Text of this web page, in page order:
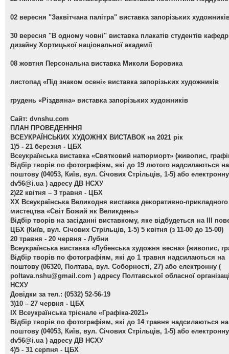
02 вересня "Заквітчана палітра" виставка запорізьких
30 вересня "В одному човні" виставка плакатів студентів
дизайну Хортицької національної академії
08 жовтня Персональна виставка Миколи Боровика
листопад «Під знаком осені» виставка запорізьких художників
грудень «Різдвяна» виставка запорізьких художників
Сайт: dvnshu.com
ПЛАН ПРОВЕДЕНННЯ
ВСЕУКРАЇНСЬКИХ ХУДОЖНІХ ВИСТАВОК на 2021 рік
1)5 - 21 березня - ЦБХ
Всеукраїнська виставка «Святковий натюрморт» (живопис,
Відбір творів по фотографіям, які до 19 лютого надсилаються на
поштову (04053, Київ, вул. Січових Стрільців, 1-5) або
dv56@i.ua ) адресу ДВ НСХУ
2)22 квітня – 3 травня - ЦБХ
ХХ Всеукраїнська Великодня виставка декоративно-прикладного
мистецтва «Світ Божий як Великдень»
Відбір творів на засіданні виставкому, яке відбудеться на ІІІ
ЦБХ (Київ, вул. Січових Стрільців, 1-5) 5 квітня (з 11-00 до 15-00)
20 травня - 20 червня - Лубни
Всеукраїнська виставка «Лубенська художня весна» (живопис,
Відбір творів по фотографіям, які до 1 травня надсилаються на
поштову (06320, Полтава, вул. Соборності, 27) або електронну (
poltava.nshu@gmail.com ) адресу Полтавської обласної
НСХУ
Довідки за тел.: (0532) 52-56-19
3)10 – 27 червня - ЦБХ
ІХ Всеукраїнська трієнале «Графіка-2021»
Відбір творів по фотографіям, які до 14 травня надсилаються на
поштову (04053, Київ, вул. Січових Стрільців, 1-5) або
dv56@i.ua ) адресу ДВ НСХУ
4)5 - 31 серпня - ЦБХ